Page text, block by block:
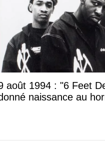
août 1994 : "6 Feet
naissance au